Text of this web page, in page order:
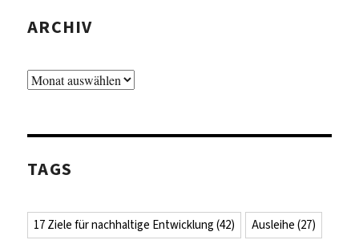
ARCHIV
Archiv
TAGS
17 Ziele für nachhaltige Entwicklung (42) Ausleihe (27)